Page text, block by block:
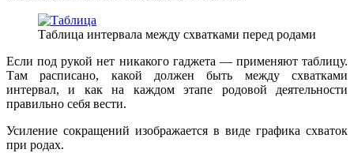
Таблица интервала между схватками перед родами
Если под рукой нет никакого гаджета — применяют таблицу.
Там расписано, какой должен быть между схватками
интервал, и как на каждом этапе родовой деятельности
правильно себя вести.
Усиление сокращений изображается в виде графика схваток
при родах.